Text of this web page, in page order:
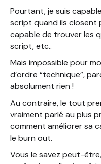
Pourtant, je suis
script quand ils closent
capable de trouver les
script, etc..
Mais impossible pour
d’ordre “technique”,
absolument rien !
Au contraire, le tout
vraiment parlé au plus
comment améliorer sa
le burn out.
Vous le savez peut-